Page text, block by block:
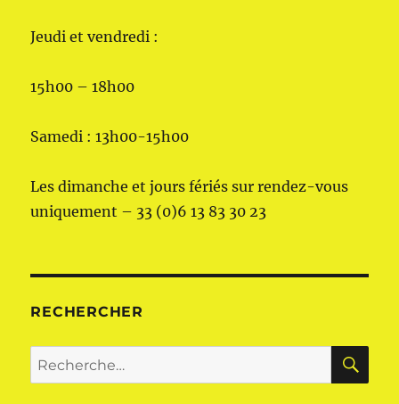
Jeudi et vendredi :
15h00 – 18h00
Samedi : 13h00-15h00
Les dimanche et jours fériés sur rendez-vous
uniquement – 33 (0)6 13 83 30 23
RECHERCHER
Recherche
pour :